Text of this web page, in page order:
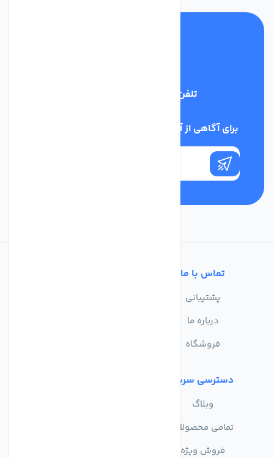
تلفن پشتیبانی
برای آگاهی از آخرین اخبار در خبرنامه ما عضو شوید
تماس با ما
پشتیبانی
درباره ما
فروشگاه
دسترسی سریع
وبلاگ
تمامی محصولات
فروش ویژه